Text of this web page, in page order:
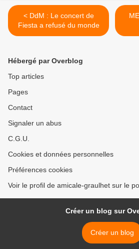
< DdM : Le concert de
Fiesta a refusé du monde
Hébergé par Overblog
Top articles
Pages
Contact
Signaler un abus
C.G.U.
Cookies et données personnelles
Préférences cookies
Voir le profil de amicale-graulhet sur le
Créer un blog sur
Créer un blog